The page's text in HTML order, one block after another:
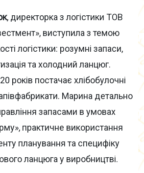
, директорка з логістики ТОВ
виступила з темою
логістики: розумні запаси,
та холодний ланцюг.
років постачає хлібобулочні
Марина детально
запасами в умовах
практичне використання
планування та специфіку
ланцюга у виробництві.